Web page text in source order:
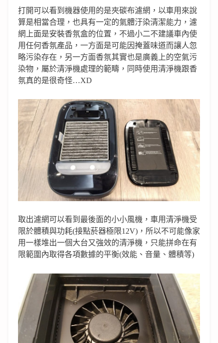
打開可以看到機器使用的是夾碳布濾網，以車用來說
算是相當合理，也具有一定的氣體汙染清潔能力，濾
網上面是安裝香氛盒的位置，不過小二不建議車內使
用任何香氛產品，一方面是可能因掩蓋味道而讓人忽
略污染存在，另一方面香氛其實也是廣義上的空氣污
染物，屬於清淨機處理的範疇，同時使用清淨機跟香
氛真的是很奇怪…XD
取出濾網可以看到最後面的小小風機，車用清淨機受
限於體積與功耗(接點菸器極限12V)，所以不可能像家
用一樣堆出一個大台又強效的清淨機，只能拼命在有
限範圍內取得各項數據的平衡(效能、音量、體積等)